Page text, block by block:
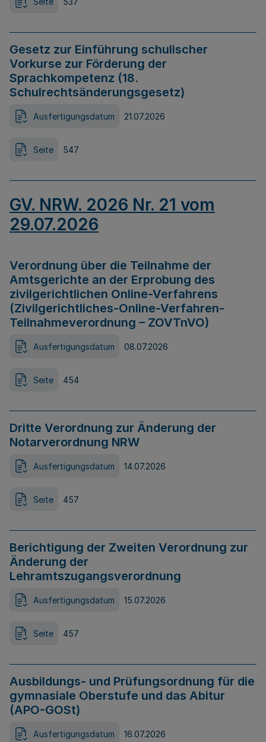
Gesetz zur Einführung schulischer
Vorkurse zur Förderung der
Sprachkompetenz (18.
Schulrechtsänderungsgesetz)
Ausfertigungsdatum 21.07.2026
Seite 547
GV. NRW. 2026 Nr. 21 vom
29.07.2026
Verordnung über die Teilnahme der
Amtsgerichte an der Erprobung des
zivilgerichtlichen Online-Verfahrens
(Zivilgerichtliches-Online-Verfahren-
Teilnahmeverordnung – ZOVTnVO)
Ausfertigungsdatum 08.07.2026
Seite 454
Dritte Verordnung zur Änderung der
Notarverordnung NRW
Ausfertigungsdatum 14.07.2026
Seite 457
Berichtigung der Zweiten Verordnung zur
Änderung der
Lehramtszugangsverordnung
Ausfertigungsdatum 15.07.2026
Seite 457
Ausbildungs- und Prüfungsordnung für die
gymnasiale Oberstufe und das Abitur
(APO-GOSt)
Ausfertigungsdatum 16.07.2026